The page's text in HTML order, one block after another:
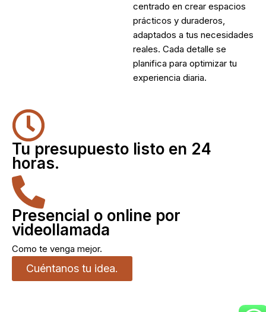
centrado en crear espacios
prácticos y duraderos,
adaptados a tus necesidades
reales. Cada detalle se
planifica para optimizar tu
experiencia diaria.
Tu presupuesto listo en 24
horas.
Presencial o online por
videollamada
Como te venga mejor.
Cuéntanos tu idea.